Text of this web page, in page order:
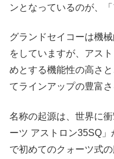
ンとなっているのが、
グランドセイコーは機
をしていますが、アス
めとする機能性の高さ
てラインアップの豊富
名称の起源は、世界に
ーツ アストロン35SQ
で初めてのクォーツ式